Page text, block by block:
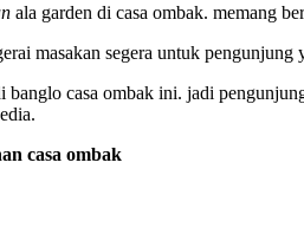
ala garden di casa ombak. memang
masakan segera untuk
casa ombak ini. jadi
casa ombak